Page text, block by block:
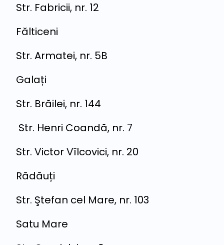
Str. Fabricii, nr. 12
Fălticeni
Str. Armatei, nr. 5B
Galați
Str. Brăilei, nr. 144
Str. Henri Coandă, nr. 7
Str. Victor Vîlcovici, nr. 20
Rădăuți
Str. Ştefan cel Mare, nr. 103
Satu Mare